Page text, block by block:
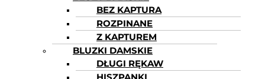
BEZ KAPTURA
ROZPINANE
Z KAPTUREM
BLUZKI DAMSKIE
DŁUGI RĘKAW